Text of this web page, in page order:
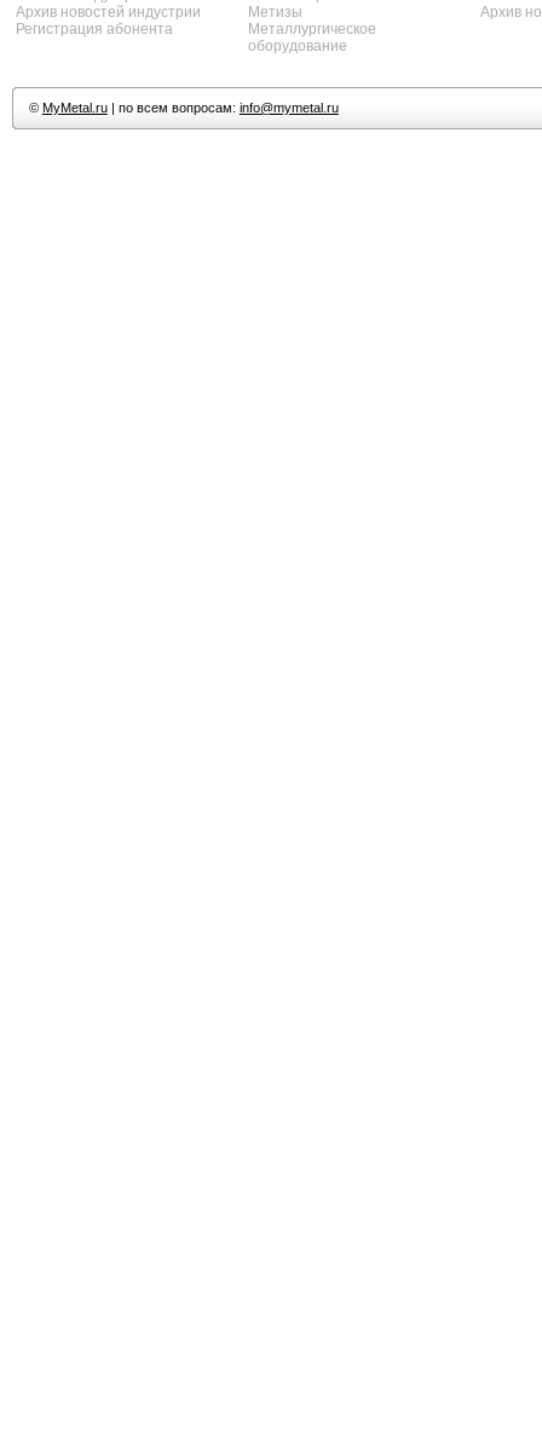
Архив новостей индустрии
Регистрация абонента
Метизы
Металлургическое
оборудование
Архив
© MyMetal.ru| по всем вопросам: info@mymetal.ru